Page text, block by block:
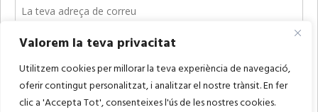
Valorem la teva privacitat
Utilitzem cookies per millorar la teva experiència de navegació,
oferir contingut personalitzat, i analitzar el nostre trànsit. En fer
clic a 'Accepta Tot', consenteixes l'ús de les nostres cookies.